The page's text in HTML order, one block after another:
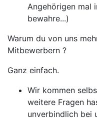
Angehörigen mal
bewahre...)
Warum du von uns
Mitbewerbern ?
Ganz einfach.
Wir kommen
weitere Fragen
unverbindlich bei